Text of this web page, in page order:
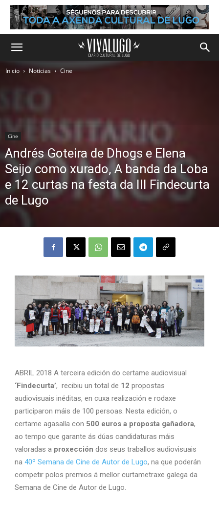
Inicio Noticias Cine
Cine
Andrés Goteira de Dhogs e Elena
Seijo como xurado, A banda da Loba
e 12 curtas na festa da III Findecurta
de Lugo
ABRIL 2018 A terceira edición do certame audiovisual
‘Findecurta’, recibiu un total de 12 propostas
audiovisuais inéditas, en cuxa realización e rodaxe
participaron máis de 100 persoas. Nesta edición, o
certame agasalla con 500 euros a proposta gañadora,
ao tempo que garante ás dúas candidaturas máis
valoradas a proxección dos seus traballos audiovisuais
na 40º Semana de Cine de Autor de Lugo, na que poderán
competir polos premios á mellor curtametraxe galega da
Semana de Cine de Autor de Lugo.